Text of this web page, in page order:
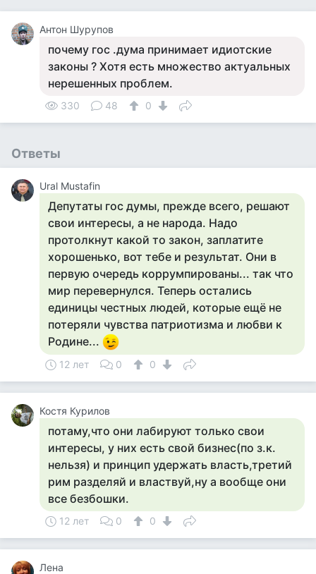
Антон Шурупов
почему гос .дума принимает идиотские
законы ? Хотя есть множество актуальных
нерешенных проблем.
330 48 0
Ответы
Ural Mustafin
Депутаты гос думы, прежде всего, решают
свои интересы, а не народа. Надо
протолкнут какой то закон, заплатите
хорошенько, вот тебе и результат. Они в
первую очередь коррумпированы... так что
мир перевернулся. Теперь остались
единицы честных людей, которые ещё не
потеряли чувства патриотизма и любви к
Родине...
12 лет 0 0
Костя Курилов
потаму,что они лабируют только свои
интересы, у них есть свой бизнес(по з.к.
нельзя) и принцип удержать власть,третий
рим разделяй и властвуй,ну а вообще они
все безбошки.
12 лет 0 0
Лена